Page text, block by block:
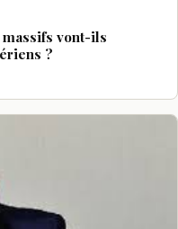
massifs vont-ils
?